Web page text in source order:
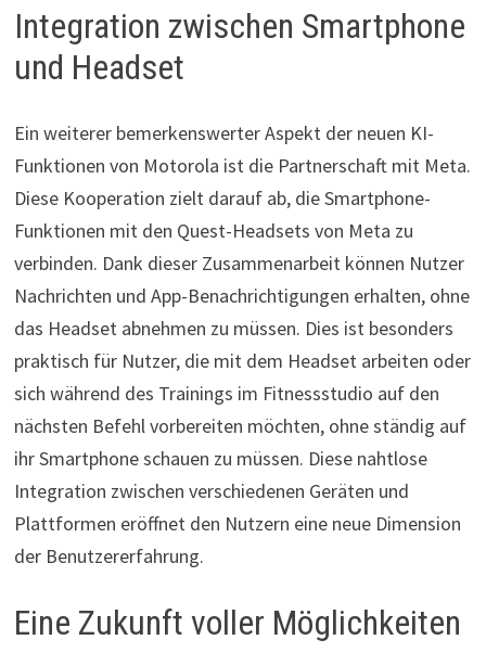
Integration zwischen Smartphone
und Headset
Ein weiterer bemerkenswerter Aspekt der neuen KI-
Funktionen von Motorola ist die Partnerschaft mit Meta.
Diese Kooperation zielt darauf ab, die Smartphone-
Funktionen mit den Quest-Headsets von Meta zu
verbinden. Dank dieser Zusammenarbeit können Nutzer
Nachrichten und App-Benachrichtigungen erhalten, ohne
das Headset abnehmen zu müssen. Dies ist besonders
praktisch für Nutzer, die mit dem Headset arbeiten oder
sich während des Trainings im Fitnessstudio auf den
nächsten Befehl vorbereiten möchten, ohne ständig auf
ihr Smartphone schauen zu müssen. Diese nahtlose
Integration zwischen verschiedenen Geräten und
Plattformen eröffnet den Nutzern eine neue Dimension
der Benutzererfahrung.
Eine Zukunft voller Möglichkeiten